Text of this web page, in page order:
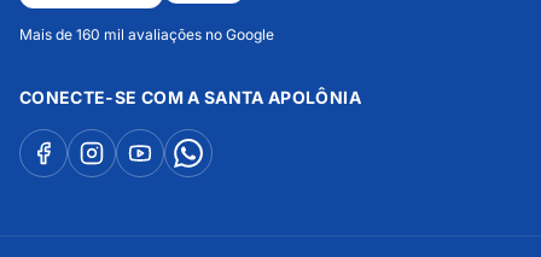
Mais de 160 mil avaliações no Google
CONECTE-SE COM A SANTA APOLÔNIA